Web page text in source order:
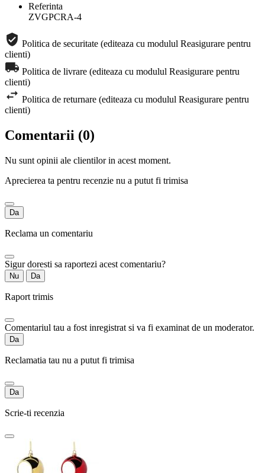
Referinta
ZVGPCRA-4
Politica de securitate (editeaza cu modulul Reasigurare pentru
clienti)
Politica de livrare (editeaza cu modulul Reasigurare pentru
clienti)
Politica de returnare (editeaza cu modulul Reasigurare pentru
clienti)
Comentarii (0)
Nu sunt opinii ale clientilor in acest moment.
Aprecierea ta pentru recenzie nu a putut fi trimisa
Da
Reclama un comentariu
Sigur doresti sa raportezi acest comentariu?
Nu Da
Raport trimis
Comentariul tau a fost inregistrat si va fi examinat de un moderator.
Da
Reclamatia tau nu a putut fi trimisa
Da
Scrie-ti recenzia